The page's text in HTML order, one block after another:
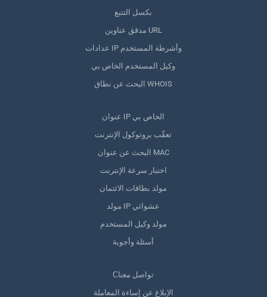
بكسل التتبع
مدقق عناوين URL
عدادات IP وأشرطة المستخدم
وكيل المستخدم الخاص بي
البحث عن نطاق WHOIS
عنوان IP الخاص بي
تعقّب بروتوكول الإنترنت
البحث عن عنوان MAC
اختبار سرعة الإنترنت
مولد بطاقات الائتمان
مولد IP عشوائي
مولد وكيل المستخدم
أسئلة وأجوبة
Сتواصل معنا
الإبلاغ عن إساءة المعاملة